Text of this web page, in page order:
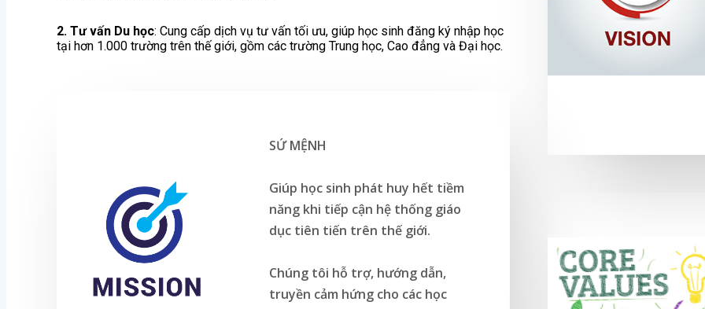
2. Tư vấn Du học: Cung cấp dịch vụ tư vấn tối ưu, giúp học sinh đăng ký nhập học
tại hơn 1.000 trường trên thế giới, gồm các trường Trung học, Cao đẳng và Đại học.
SỨ MỆNH
Giúp học sinh phát huy hết tiềm
năng khi tiếp cận hệ thống giáo
dục tiên tiến trên thế giới.
Chúng tôi hỗ trợ, hướng dẫn,
truyền cảm hứng cho các học